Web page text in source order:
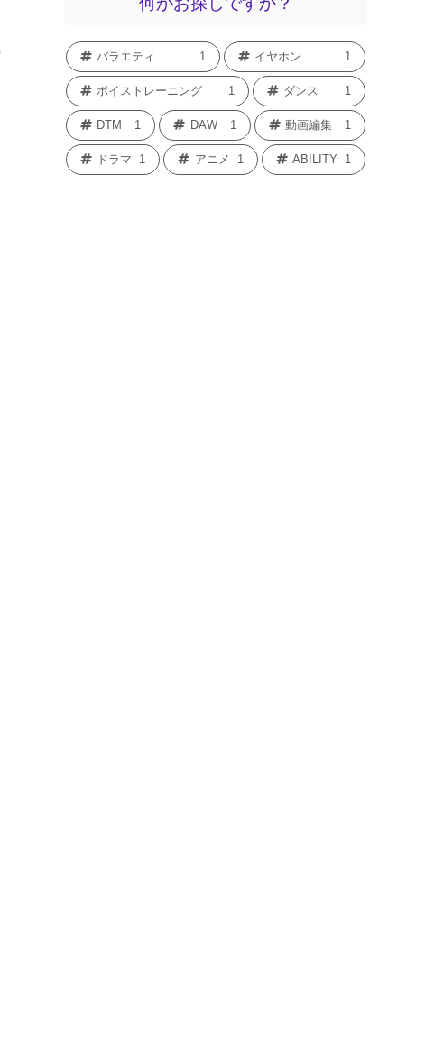
バラエティ 1 イヤホン 1
ボイストレーニング 1 ダンス 1
DTM 1 DAW 1 動画編集 1
ドラマ 1 アニメ 1 ABILITY 1